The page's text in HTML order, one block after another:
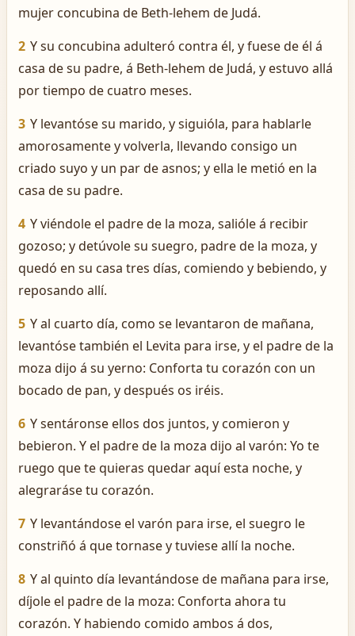
mujer concubina de Beth-lehem de Judá.
2 Y su concubina adulteró contra él, y fuese de él á
casa de su padre, á Beth-lehem de Judá, y estuvo allá
por tiempo de cuatro meses.
3 Y levantóse su marido, y siguióla, para hablarle
amorosamente y volverla, llevando consigo un
criado suyo y un par de asnos; y ella le metió en la
casa de su padre.
4 Y viéndole el padre de la moza, salióle á recibir
gozoso; y detúvole su suegro, padre de la moza, y
quedó en su casa tres días, comiendo y bebiendo, y
reposando allí.
5 Y al cuarto día, como se levantaron de mañana,
levantóse también el Levita para irse, y el padre de la
moza dijo á su yerno: Conforta tu corazón con un
bocado de pan, y después os iréis.
6 Y sentáronse ellos dos juntos, y comieron y
bebieron. Y el padre de la moza dijo al varón: Yo te
ruego que te quieras quedar aquí esta noche, y
alegraráse tu corazón.
7 Y levantándose el varón para irse, el suegro le
constriñó á que tornase y tuviese allí la noche.
8 Y al quinto día levantándose de mañana para irse,
díjole el padre de la moza: Conforta ahora tu
corazón. Y habiendo comido ambos á dos,